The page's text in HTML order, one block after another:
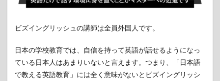
ビズイングリッシュの講師は全員外国人です。
日本の学校教育では、自信を持って英語が話せるようになっ
ている日本人はあまりいないと言えます。つまり、「日本語
で教える英語教育」には全く意味がないとビズイングリッシ